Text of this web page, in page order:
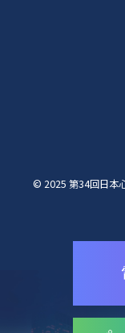
© 2025 第34回日本